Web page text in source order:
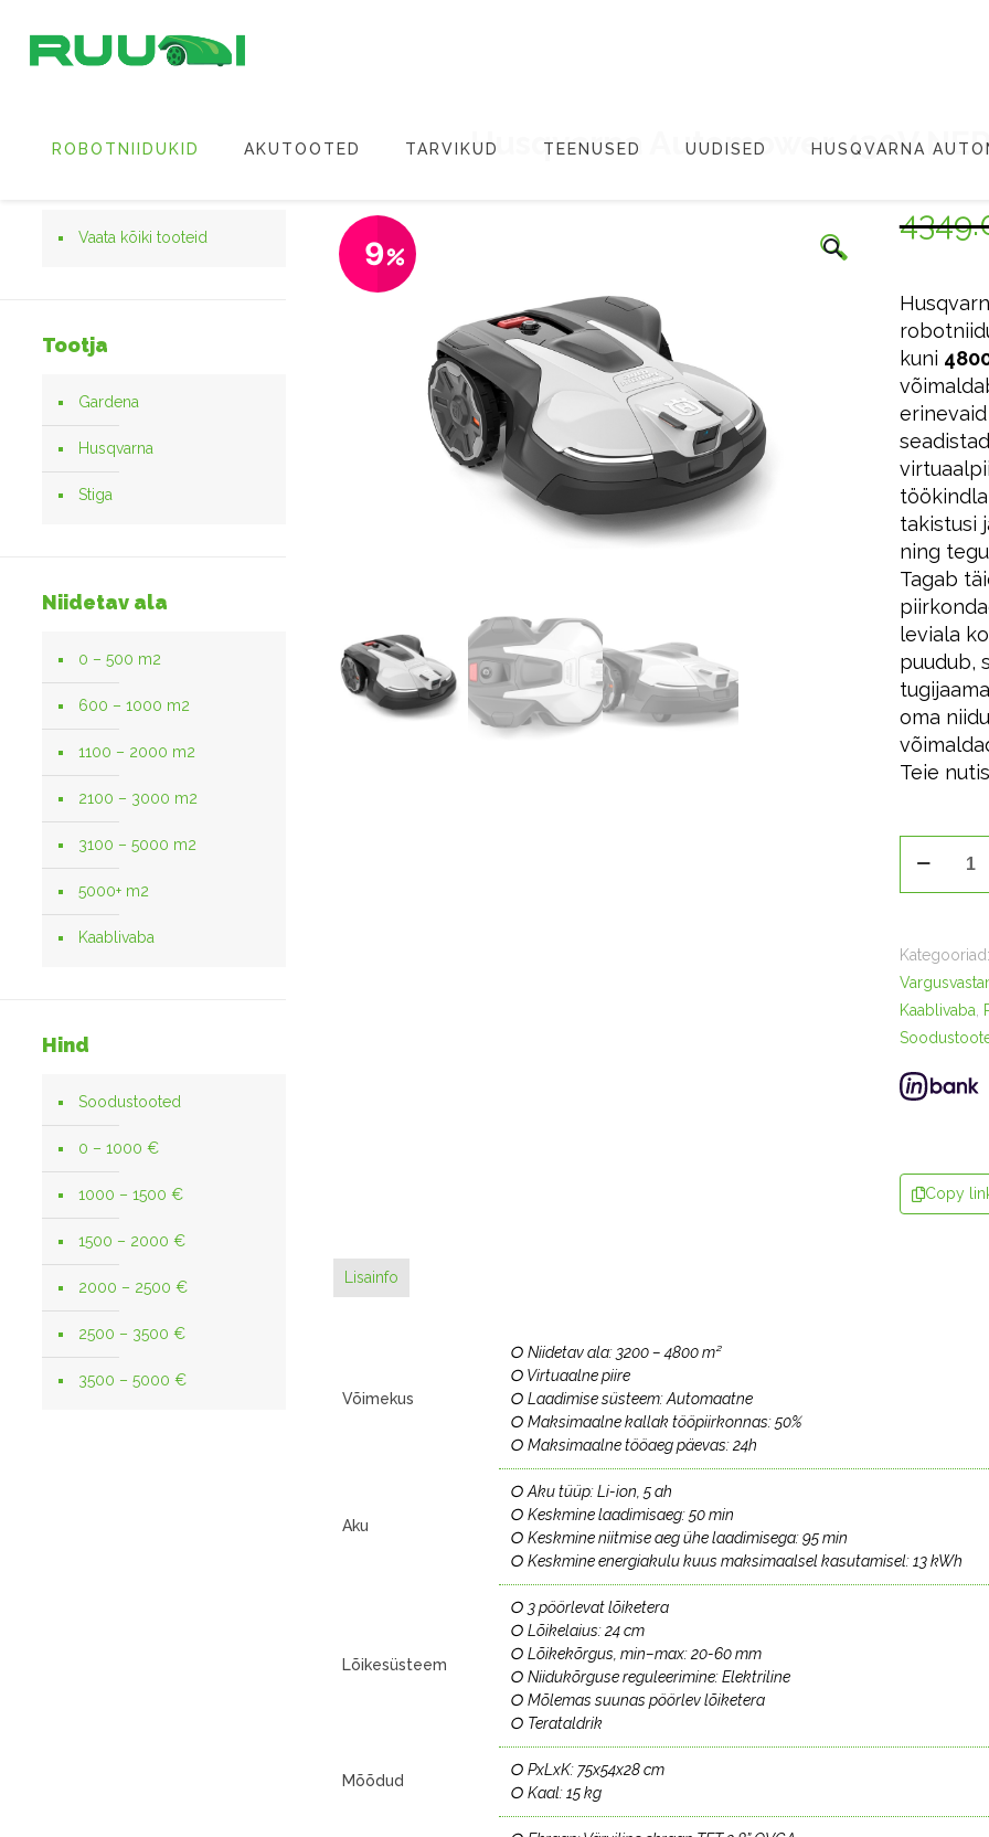
ROBOTNIIDUKID AKUTOOTED TARVIKUD TEENUSED UUDISED HUSQVARNA
Husqvarna Automower 430V
🔍
9
kuni
takistusi
ning
Tagab
leviala
puudub,
oma
Teie
Automower
kogus
Kaablivaba
Copy
Lisainfo
Võimekus
○ Niidetav ala: 3200 – 4800 m²
○ Virtuaalne piire
○ Laadimise süsteem: Automaatne
○ Maksimaalne kallak tööpiirkonnas: 50%
○ Maksimaalne tööaeg päevas: 24h
Aku
○ Aku tüüp: Li-ion, 5 ah
○ Keskmine laadimisaeg: 50 min
○ Keskmine niitmise aeg ühe laadimisega: 95 min
○ Keskmine energiakulu kuus maksimaalsel kasutamisel: 13 kWh
Lõikesüsteem
○ 3 pöörlevat lõiketera
○ Lõikelaius: 24 cm
○ Lõikekõrgus, min–max: 20-60 mm
○ Niidukõrguse reguleerimine: Elektriline
○ Mõlemas suunas pöörlev lõiketera
○ Terataldrik
Mõõdud
○ PxLxK: 75x54x28 cm
○ Kaal: 15 kg
Vaata kõiki tooteid
Tootja
Gardena
Husqvarna
Stiga
Niidetav ala
0 – 500 m2
600 – 1000 m2
1100 – 2000 m2
2100 – 3000 m2
3100 – 5000 m2
5000+ m2
Kaablivaba
Hind
Soodustooted
0 – 1000 €
1000 – 1500 €
1500 – 2000 €
2000 – 2500 €
2500 – 3500 €
3500 – 5000 €